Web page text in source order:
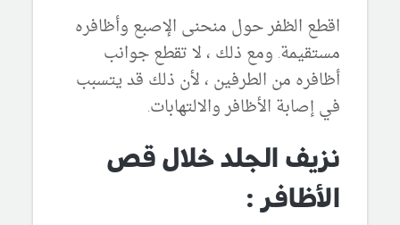
اقطع الظفر حول منحنى الإصبع وأظافره
مستقيمة. ومع ذلك ، لا تقطع جوانب
أظافره من الطرفين ، لأن ذلك قد يتسبب
في إصابة الأظافر والالتهابات.
نزيف الجلد خلال قص
الأظافر :